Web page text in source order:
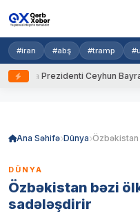
#iran #abş #tramp
Prezidenti Ceyhun
Ana Səhifə Dünya
DÜNYA
Özbəkistan bəzi
sadələşdirir